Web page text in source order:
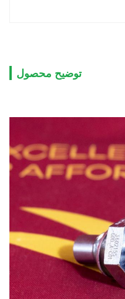
توضیح محصول